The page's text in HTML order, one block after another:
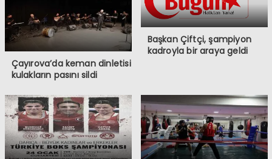
Çayırova’da keman dinletisi
kulakların pasını sildi
Başkan Çiftçi, şampiyon
kadroyla bir araya geldi